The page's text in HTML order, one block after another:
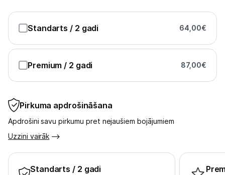
Tet pakalpojumi
Kontakti
Pirkuma apdrošināšana
Apdrošini savu pirkumu pret nejaušiem bojājumiem
Uzzini vairāk
Standarts / 2 gadi
Standarts / 2 gadi 64,00€
Premium / 2 gadi 87,00€